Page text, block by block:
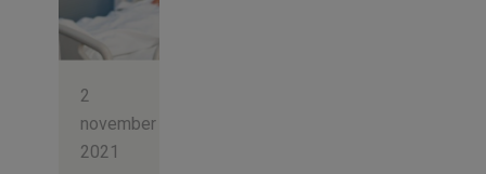
2
november
2021